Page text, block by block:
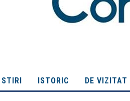
STIRI ISTORIC DE VIZITAT